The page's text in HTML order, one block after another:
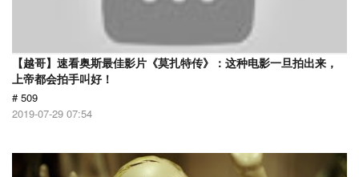
【越哥】速看奥斯最佳影片《莫扎特传》：这种电影一旦拍出来，
上帝都会拍手叫好！
# 509
2019-07-29 07:54